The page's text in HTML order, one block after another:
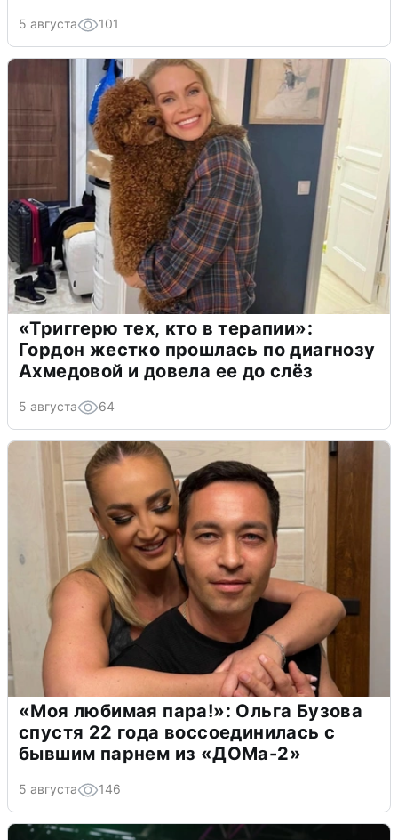
5 августа 101
«Триггерю тех, кто в терапии»:
Гордон жестко прошлась по диагнозу
Ахмедовой и довела ее до слёз
5 августа 64
«Моя любимая пара!»: Ольга Бузова
спустя 22 года воссоединилась с
бывшим парнем из «ДОМа-2»
5 августа 146